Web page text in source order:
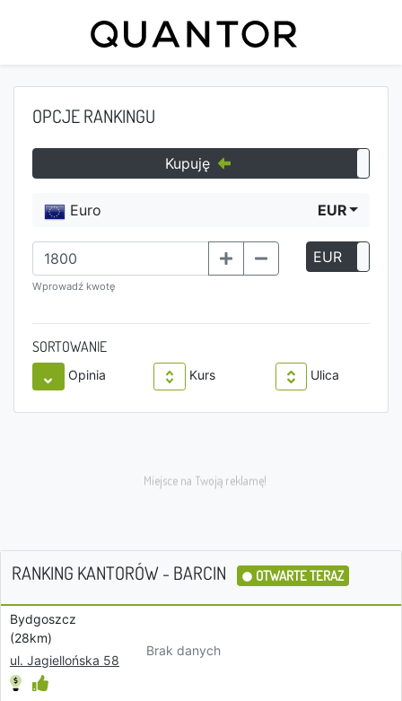
OPCJE RANKINGU
Kupuję
Euro EUR
Wprowadź kwotę
EUR
SORTOWANIE
Opinia Kurs Ulica
RANKING KANTORÓW - BARCIN OTWARTE TERAZ
Bydgoszcz
(28km)
ul. Jagiellońska 58
Brak danych